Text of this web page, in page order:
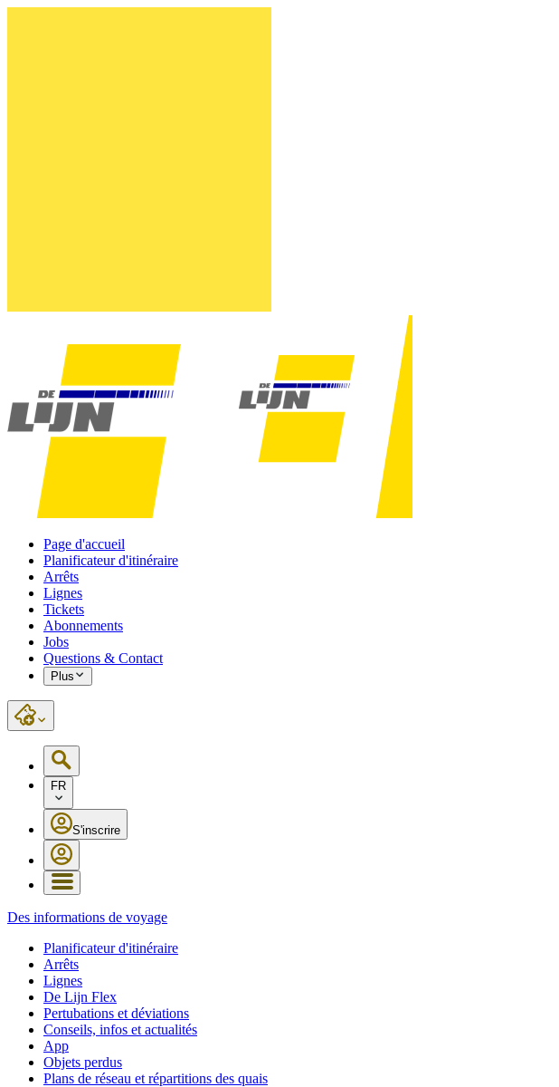
Page d'accueil
Planificateur d'itinéraire
Arrêts
Lignes
Tickets
Abonnements
Jobs
Questions & Contact
Plus
FR
S'inscrire
Des informations de voyage
Planificateur d'itinéraire
Arrêts
Lignes
De Lijn Flex
Pertubations et déviations
Conseils, infos et actualités
App
Objets perdus
Plans de réseau et répartitions des quais